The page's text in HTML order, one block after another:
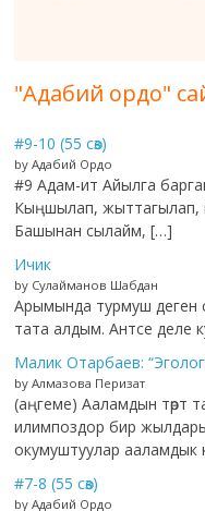
"Адабий ордо"
#9-10 (55 сөз)
by Адабий Ордо
#9 Адам-ит Айылга
Кыңшылап, жыттагылап,
Башынан сылайм, […]
Ичик
by Сулайманов Шабдан
Арымында турмуш деген
тата алдым. Антсе деле
Малик Отарбаев:
by Алмазова Перизат
(аңгеме) Ааламдын төрт
илимпоздор бир
окумуштуулар ааламдык
#7-8 (55 сөз)
by Адабий Ордо